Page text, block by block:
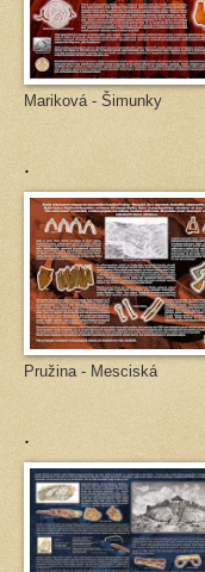
Mariková - Šimunky
.
Pružina - Mesciská
.